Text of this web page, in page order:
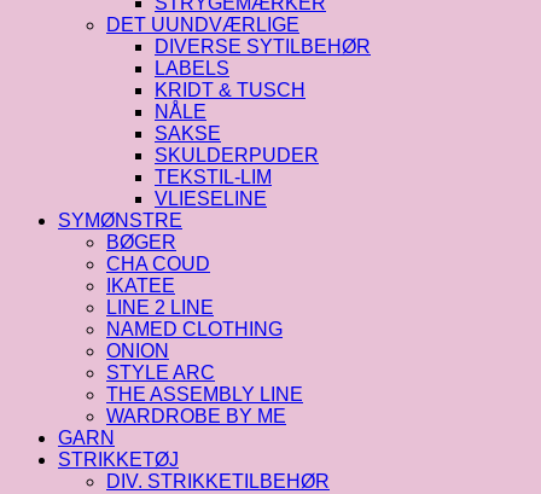
DET UUNDVÆRLIGE
DIVERSE SYTILBEHØR
LABELS
KRIDT & TUSCH
NÅLE
SAKSE
SKULDERPUDER
TEKSTIL-LIM
VLIESELINE
SYMØNSTRE
BØGER
CHA COUD
IKATEE
LINE 2 LINE
NAMED CLOTHING
ONION
STYLE ARC
THE ASSEMBLY LINE
WARDROBE BY ME
GARN
STRIKKETØJ
DIV. STRIKKETILBEHØR